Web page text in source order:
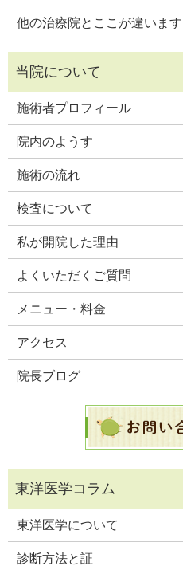
他の治療院とここが違います
施術者プロフィール
院内のようす
施術の流れ
検査について
私が開院した理由
よくいただくご質問
メニュー・料金
アクセス
院長ブログ
東洋医学について
診断方法と証